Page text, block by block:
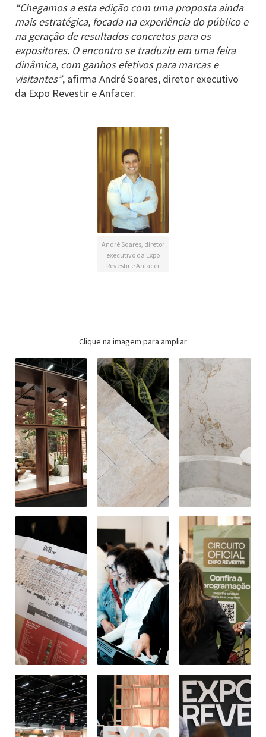
“Chegamos a esta edição com uma proposta ainda
mais estratégica, focada na experiência do público e
na geração de resultados concretos para os
expositores. O encontro se traduziu em uma feira
dinâmica, com ganhos efetivos para marcas e
visitantes”, afirma André Soares, diretor executivo
da Expo Revestir e Anfacer.
André Soares, diretor
executivo da Expo
Revestir e Anfacer
Clique na imagem para ampliar